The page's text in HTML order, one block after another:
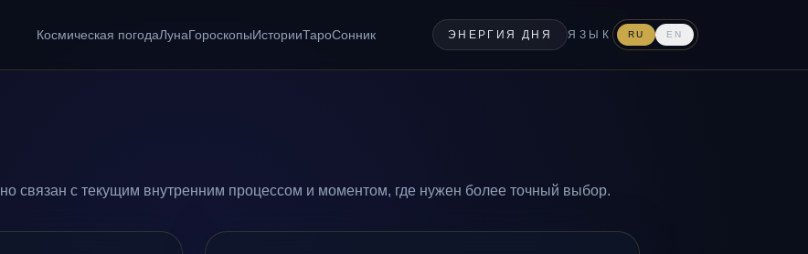
Космическая погодаЛунаГороскопыИсторииТароСонник ЭНЕРГИЯ ДНЯ ЯЗЫК RU EN
связан с текущим внутренним процессом и моментом, где нужен более точный выбор.